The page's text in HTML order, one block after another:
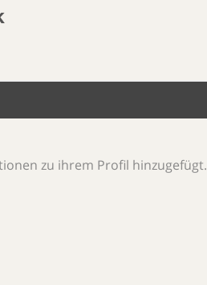
zu ihrem Profil hinzugefügt.